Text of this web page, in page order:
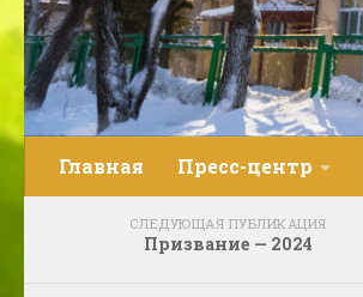
Главная Пресс-центр
СЛЕДУЮЩАЯ ПУБЛИКАЦИЯ
Призвание — 2024